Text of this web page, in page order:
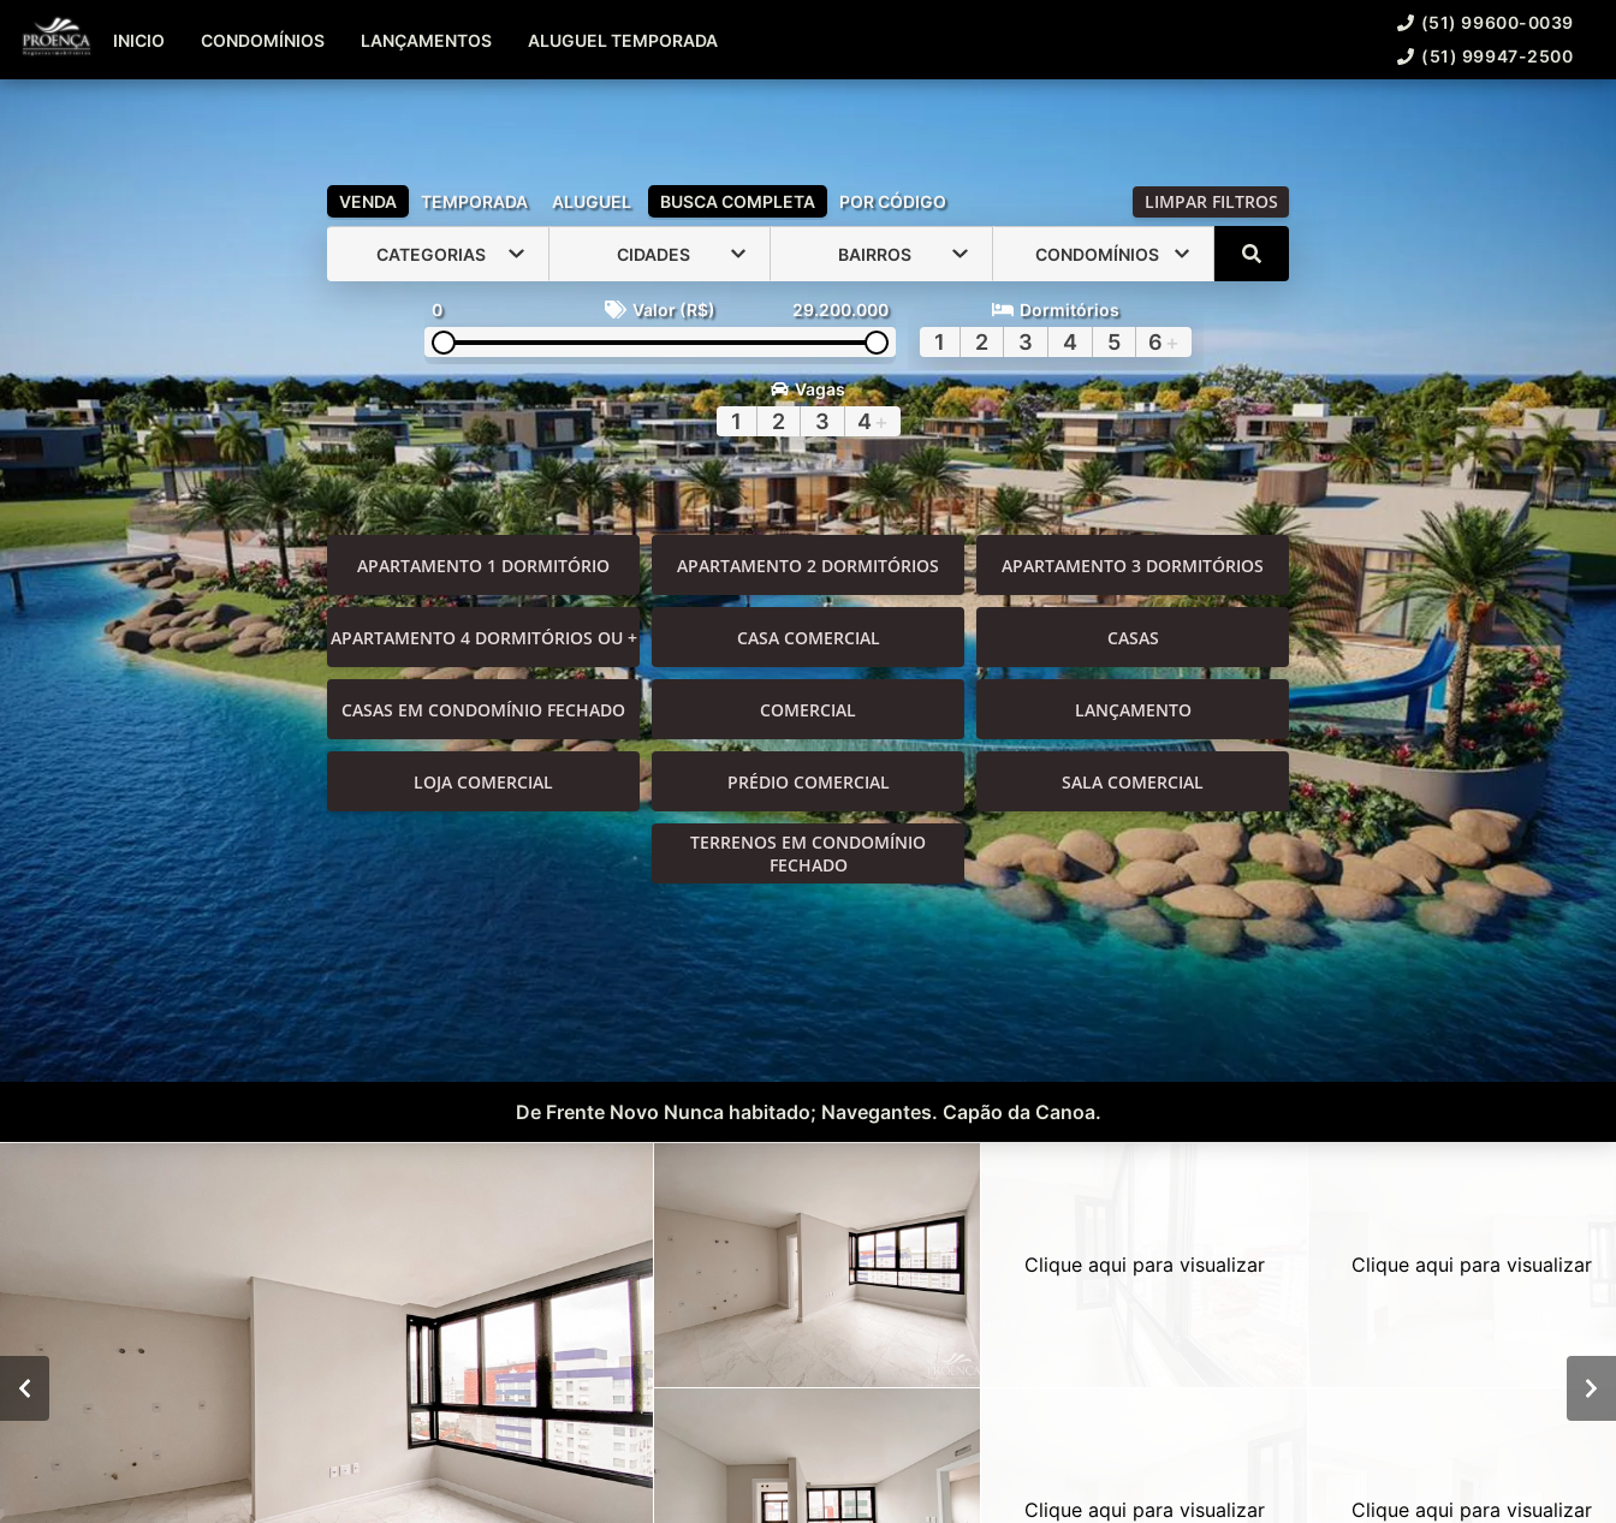
(51) 99600-0039
INICIO CONDOMÍNIOS LANÇAMENTOS ALUGUEL TEMPORADA
(51) 99600-0039
(51) 99947-2500
VENDA TEMPORADA ALUGUEL BUSCA COMPLETA POR CÓDIGO LIMPAR FILTROS
CATEGORIAS CIDADES BAIRROS CONDOMÍNIOS
0 Valor (R$) 29.200.000 Dormitórios
1 2 3 4 5 6 +
Vagas
1 2 3 4 +
APARTAMENTO 1 DORMITÓRIO APARTAMENTO 2 DORMITÓRIOS APARTAMENTO 3 DORMITÓRIOS
APARTAMENTO 4 DORMITÓRIOS OU + CASA COMERCIAL CASAS
CASAS EM CONDOMÍNIO FECHADO COMERCIAL LANÇAMENTO
LOJA COMERCIAL PRÉDIO COMERCIAL SALA COMERCIAL
TERRENOS EM CONDOMÍNIO
FECHADO
De Frente Novo Nunca habitado; Navegantes. Capão da Canoa.
Clique aqui para visualizar
Clique aqui para visualizar
Clique aqui para visualizar
Clique aqui para visualizar